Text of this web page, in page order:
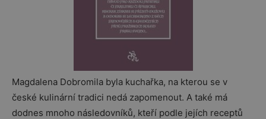
Magdalena Dobromila byla kuchařka, na kterou se v
české kulinární tradici nedá zapomenout. A také má
dodnes mnoho následovníků, kteří podle jejích receptů